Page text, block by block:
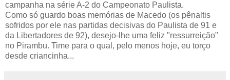
campanha na série A-2 do Campeonato Paulista.
Como só guardo boas memórias de Macedo (os pênaltis
sofridos por ele nas partidas decisivas do Paulista de 91 e
da Libertadores de 92), desejo-lhe uma feliz "ressurreição"
no Pirambu. Time para o qual, pelo menos hoje, eu torço
desde criancinha...